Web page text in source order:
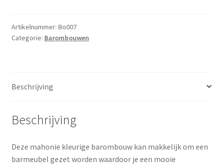
Artikelnummer: Bo007
Categorie: Barombouwen
Beschrijving
Beschrijving
Deze mahonie kleurige barombouw kan makkelijk om een
barmeubel gezet worden waardoor je een mooie